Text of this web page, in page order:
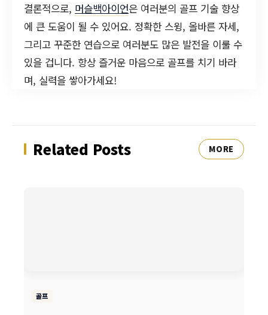
결론적으로, 머슬백아이언은 여러분의 골프 기술 향상
에 큰 도움이 될 수 있어요. 정확한 스윙, 올바른 자세,
그리고 꾸준한 연습으로 여러분도 많은 발전을 이룰 수
있을 겁니다. 항상 즐거운 마음으로 골프를 치기 바라
며, 실력을 쌓아가세요!
Related Posts MORE
골프